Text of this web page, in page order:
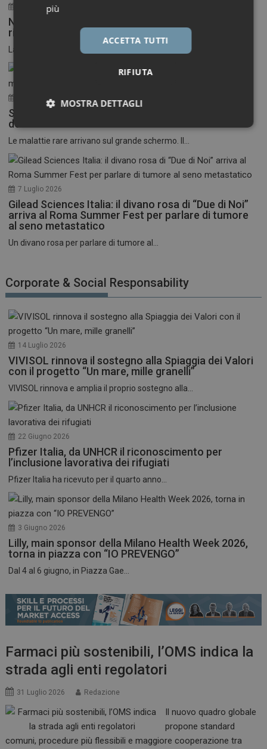
30 Luglio 2026
Neuroinfiammazione, fino a 50 mila euro per
ricercatori under 40
La Fondazione Francesco della Valle ETS apre le...
17 Luglio 2026
Stati Uniti: nasce il primo festival del cinema
dedicato alle malattie rare
Le malattie rare arrivano sul grande schermo. Il...
7 Luglio 2026
Gilead Sciences Italia: il divano rosa di “Due di Noi”
arriva al Roma Summer Fest per parlare di tumore
al seno metastatico
Un divano rosa per parlare di tumore al...
Corporate & Social Responsability
14 Luglio 2026
VIVISOL rinnova il sostegno alla Spiaggia dei Valori
con il progetto “Un mare, mille granelli”
VIVISOL rinnova e amplia il proprio sostegno alla...
22 Giugno 2026
Pfizer Italia, da UNHCR il riconoscimento per
l’inclusione lavorativa dei rifugiati
Pfizer Italia ha ricevuto per il quarto anno...
3 Giugno 2026
Lilly, main sponsor della Milano Health Week 2026,
torna in piazza con “IO PREVENGO”
Dal 4 al 6 giugno, in Piazza Gae...
Farmaci più sostenibili, l’OMS indica la
strada agli enti regolatori
31 Luglio 2026 Redazione
Il nuovo quadro globale
propone standard
comuni, procedure più flessibili e maggiore cooperazione tra
più
ACCETTA TUTTI
RIFIUTA
MOSTRA DETTAGLI
Necessari Marketing
Necessari Marketing
sito web abilitandone funzionalità di base quali la
NOME
FORNITORE / DOMINIO
.dailyhealthindustry.it
mese
ARRAffinitySameSite
Microsoft Corporation
.www.dailyhealthindustry.it
Sessione